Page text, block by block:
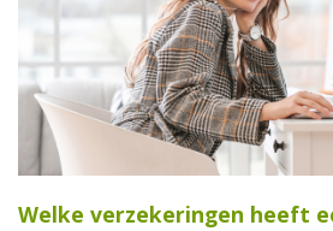
Welke verzekeringen heeft